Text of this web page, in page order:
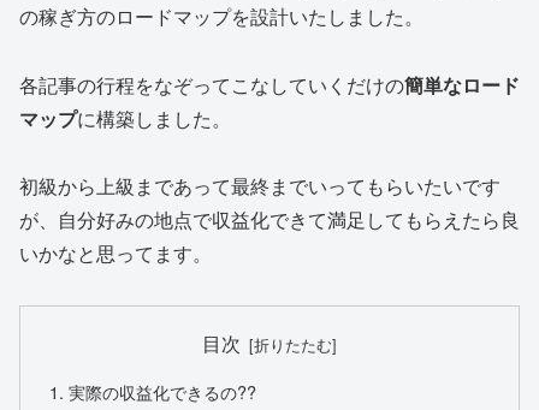
の稼ぎ方のロードマップを設計いたしました。
各記事の行程をなぞってこなしていくだけの簡単なロード
マップに構築しました。
初級から上級まであって最終までいってもらいたいです
が、自分好みの地点で収益化できて満足してもらえたら良
いかなと思ってます。
目次
実際の収益化できるの??